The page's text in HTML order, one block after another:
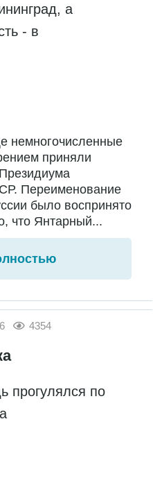
а
- в
немногочисленные
приняли
Переименование
было воспринято
что Янтарный...
4354
прогулялся по